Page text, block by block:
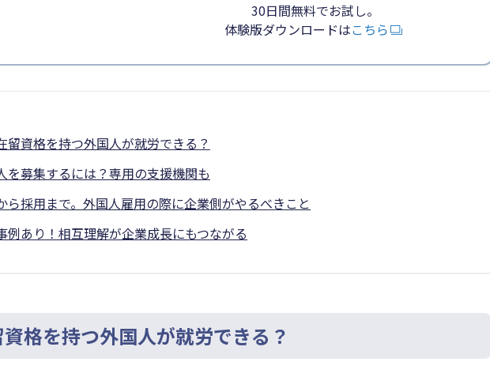
30日間無料でお試し。
体験版ダウンロードはこちら
留資格を持つ外国人が就労できる？
を募集するには？専用の支援機関も
ら採用まで。外国人雇用の際に企業側がやるべきこと
例あり！相互理解が企業成長にもつながる
格を持つ外国人が就労できる？